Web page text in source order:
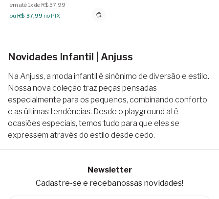
em até 1x de R$ 37,99
ou R$ 37,99 no PIX
Novidades Infantil | Anjuss
Na Anjuss, a moda infantil é sinônimo de diversão e estilo.
Nossa nova coleção traz peças pensadas
especialmente para os pequenos, combinando conforto
e as últimas tendências. Desde o playground até
ocasiões especiais, temos tudo para que eles se
expressem através do estilo desde cedo.
Newsletter
Cadastre-se e recebanossas novidades!